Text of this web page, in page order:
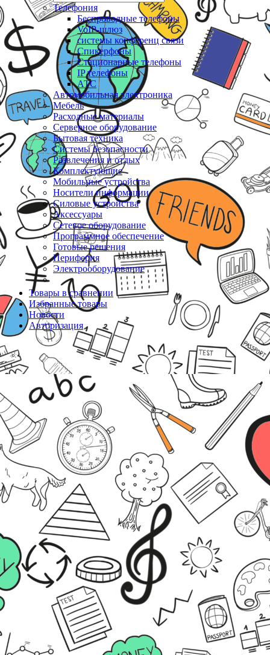
Телефония
Беспроводные телефоны
VoIP-шлюз
системы конференц связи
Спикерфоны
Стационарные телефоны
IP телефоны
АТС
Автомобильная электроника
Мебель
Расходные материалы
Серверное оборудование
Бытовая техника
Системы безопасности
Развлечения и отдых
Комплектующие
Мобильные устройства
Носители информации
Силовые устройства
Аксессуары
Сетевое оборудование
Программное обеспечение
Готовые решения
Периферия
Электрооборудование
Товары в сравнении
Избранные товары
Новости
Авторизация